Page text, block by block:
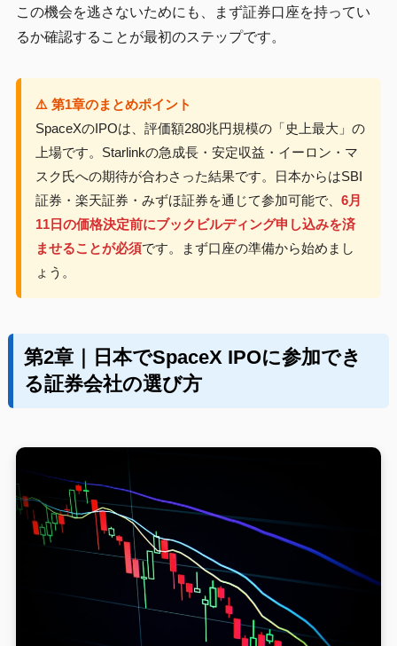
この機会を逃さないためにも、まず証券口座を持ってい
るか確認することが最初のステップです。
⚠️ 第1章のまとめポイント
SpaceXのIPOは、評価額280兆円規模の「史上最大」の
上場です。Starlinkの急成長・安定収益・イーロン・マ
スク氏への期待が合わさった結果です。日本からはSBI
証券・楽天証券・みずほ証券を通じて参加可能で、 6月
11日の価格決定前にブックビルディング申し込みを済
ませることが必須です。まず口座の準備から始めまし
ょう。
第2章｜日本でSpaceX IPOに参加でき
る証券会社の選び方